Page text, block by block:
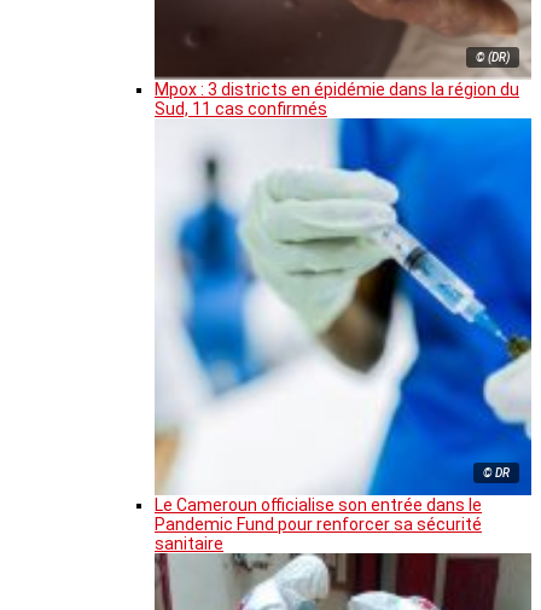
© (DR)
Mpox : 3 districts en épidémie dans la région du
Sud, 11 cas confirmés
© DR
Le Cameroun officialise son entrée dans le
Pandemic Fund pour renforcer sa sécurité
sanitaire